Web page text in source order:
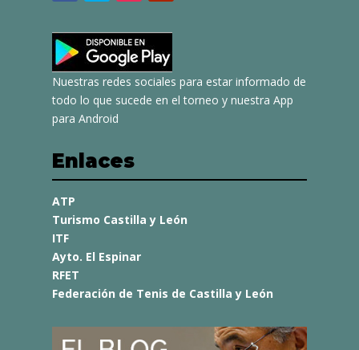
Nuestras redes sociales para estar informado de
todo lo que sucede en el torneo y nuestra App
para Android
Enlaces
ATP
Turismo Castilla y León
ITF
Ayto. El Espinar
RFET
Federación de Tenis de Castilla y León